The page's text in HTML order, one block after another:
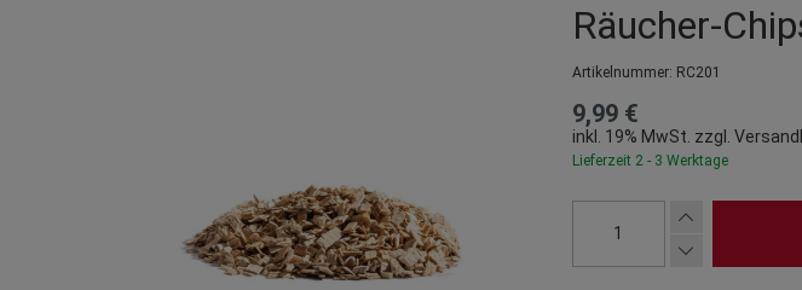
Räucher-
Artikelnummer: RC201
9,99 €
inkl. 19% MwSt. zzgl.
Lieferzeit 2 - 3 Werktage